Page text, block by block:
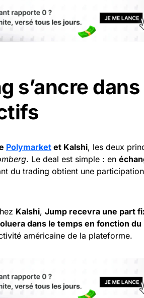
s’ancre dans
Polymarket et Kalshi, les deux
. Le deal est simple : en
du trading obtient une
Kalshi, Jump recevra une part
dans le temps en fonction du
américaine de la plateforme.